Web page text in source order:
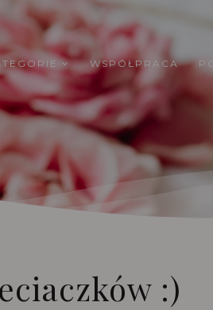
WSPÓŁPRACA
:)